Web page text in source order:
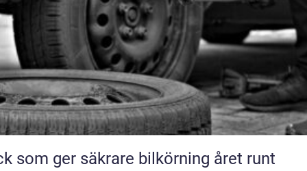
som ger säkrare bilkörning året runt